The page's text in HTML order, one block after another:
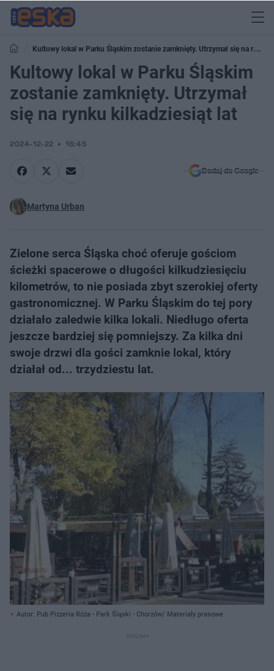
Kultowy lokal w Parku Śląskim zostanie zamknięty. Utrzymał się na rynku
kilkadziesiąt lat
Kultowy lokal w Parku Śląskim
zostanie zamknięty. Utrzymał
się na rynku kilkadziesiąt lat
2024-12-22 16:45
Dodaj do Google
Martyna Urban
Zielone serca Śląska choć oferuje gościom
ścieżki spacerowe o długości kilkudziesięciu
kilometrów, to nie posiada zbyt szerokiej oferty
gastronomicznej. W Parku Śląskim do tej pory
działało zaledwie kilka lokali. Niedługo oferta
jeszcze bardziej się pomniejszy. Za kilka dni
swoje drzwi dla gości zamknie lokal, który
działał od... trzydziestu lat.
Autor: Pub Pizzeria Róża - Park Śląski - Chorzów/ Materiały prasowe